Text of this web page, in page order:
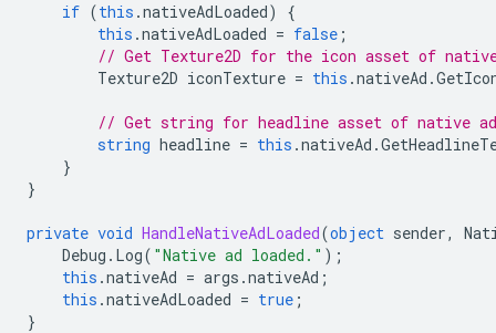
if (this .nativeAdLoaded)
{
this .nativeAdLoaded = false ;
// Get Texture2D for the icon asset of
Texture2D iconTexture = this .nativeAd .
// Get string for headline asset of native
string headline = this .nativeAd .
}
}
private void HandleNativeAdLoaded(object sender,
Debug . Log( "Native ad loaded." );
this .nativeAd = args .nativeAd ;
this .nativeAdLoaded = true ;
}